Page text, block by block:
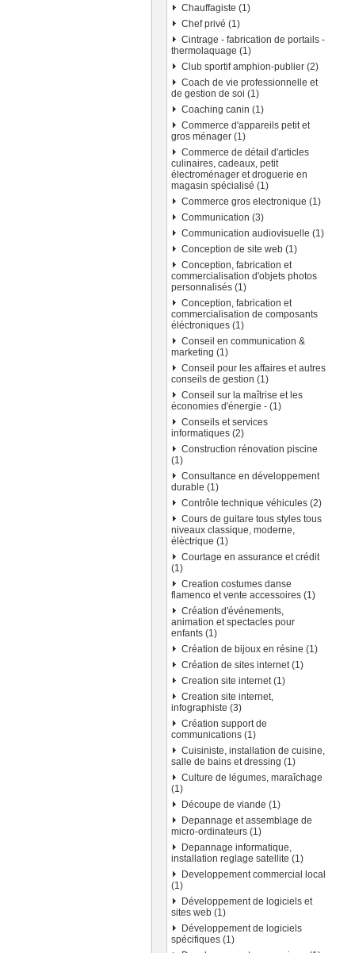
Chauffagiste (1)
Chef privé (1)
Cintrage - fabrication de portails -
thermolaquage (1)
Club sportif amphion-publier (2)
Coach de vie professionnelle et
de gestion de soi (1)
Coaching canin (1)
Commerce d'appareils petit et
gros ménager (1)
Commerce de détail d'articles
culinaires, cadeaux, petit
électroménager et droguerie en
magasin spécialisé (1)
Commerce gros electronique (1)
Communication (3)
Communication audiovisuelle (1)
Conception de site web (1)
Conception, fabrication et
commercialisation d'objets photos
personnalisés (1)
Conception, fabrication et
commercialisation de composants
éléctroniques (1)
Conseil en communication &
marketing (1)
Conseil pour les affaires et autres
conseils de gestion (1)
Conseil sur la maîtrise et les
économies d'énergie - (1)
Conseils et services
informatiques (2)
Construction rénovation piscine
(1)
Consultance en développement
durable (1)
Contrôle technique véhicules (2)
Cours de guitare tous styles tous
niveaux classique, moderne,
élèctrique (1)
Courtage en assurance et crédit
(1)
Creation costumes danse
flamenco et vente accessoires (1)
Création d'événements,
animation et spectacles pour
enfants (1)
Création de bijoux en résine (1)
Création de sites internet (1)
Creation site internet (1)
Creation site internet,
infographiste (3)
Création support de
communications (1)
Cuisiniste, installation de cuisine,
salle de bains et dressing (1)
Culture de légumes, maraîchage
(1)
Découpe de viande (1)
Depannage et assemblage de
micro-ordinateurs (1)
Depannage informatique,
installation reglage satellite (1)
Developpement commercial local
(1)
Développement de logiciels et
sites web (1)
Développement de logiciels
spécifiques (1)